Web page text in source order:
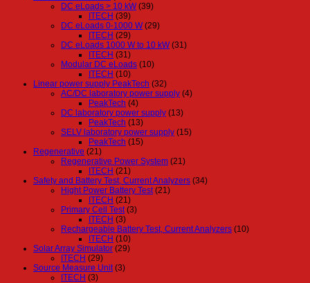
DC eLoads > 10 kW (39)
ITECH (39)
DC eLoads 0-1000 W (29)
ITECH (29)
DC eLoads 1000 W to 10 kW (31)
ITECH (31)
Modular DC eLoads (10)
ITECH (10)
Linear power supply PeakTech (32)
AC/DC laboratory power supply (4)
PeakTech (4)
DC laboratory power supply (13)
PeakTech (13)
SELV laboratory power supply (15)
PeakTech (15)
Regenerative (21)
Regenerative Power System (21)
ITECH (21)
Safety and Battery Test, Current Analyzers (34)
Hight Power Battery Test (21)
ITECH (21)
Primary Cell Test (3)
ITECH (3)
Rechargeable Battery Test, Current Analyzers (10)
ITECH (10)
Solar Array Simulator (29)
ITECH (29)
Source Measure Unit (3)
ITECH (3)